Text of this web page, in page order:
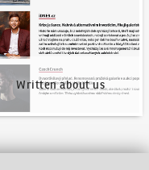
Written about us